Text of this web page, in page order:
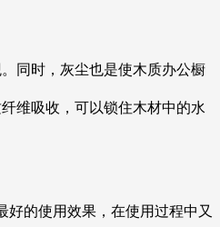
同时，灰尘也是使木质办公橱
维吸收，可以锁住木材中的水
的使用效果，在使用过程中又